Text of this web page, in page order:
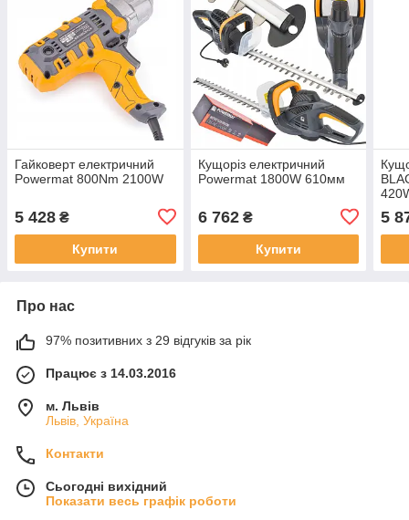
Гайковерт електричний
Powermat 800Nm 2100W
5 428 ₴
Купити
Кущоріз електричний
Powermat 1800W 610мм
6 762₴
Купити
5
Про нас
97% позитивних з 29 відгуків за рік
Працює з 14.03.2016
м. Львів
Львів, Україна
Контакти
Сьогодні вихідний
Показати весь графік роботи